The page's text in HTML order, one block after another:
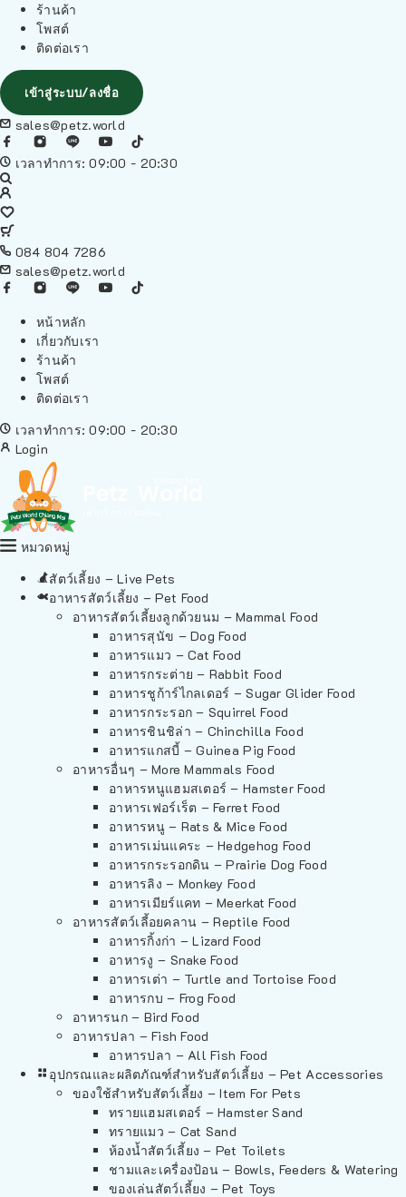
ร้านค้า
โพสต์
ติดต่อเรา
เข้าสู่ระบบ/ลงชื่อ
sales@petz.world
เวลาทำการ: 09:00 - 20:30
084 804 7286
sales@petz.world
หน้าหลัก
เกี่ยวกับเรา
ร้านค้า
โพสต์
ติดต่อเรา
เวลาทำการ: 09:00 - 20:30
Login
หมวดหมู่
สัตว์เลี้ยง – Live Pets
อาหารสัตว์เลี้ยง – Pet Food
อาหารสัตว์เลี้ยงลูกด้วยนม – Mammal Food
อาหารสุนัข – Dog Food
อาหารแมว – Cat Food
อาหารกระต่าย – Rabbit Food
อาหารชูก้าร์ไกลเดอร์ – Sugar Glider Food
อาหารกระรอก – Squirrel Food
อาหารชินชิล่า – Chinchilla Food
อาหารแกสบี้ – Guinea Pig Food
อาหารอื่นๆ – More Mammals Food
อาหารหนูแฮมสเตอร์ – Hamster Food
อาหารเฟอร์เร็ต – Ferret Food
อาหารหนู – Rats & Mice Food
อาหารเม่นแคระ – Hedgehog Food
อาหารกระรอกดิน – Prairie Dog Food
อาหารลิง – Monkey Food
อาหารเมียร์แคท – Meerkat Food
อาหารสัตว์เลี้อยคลาน – Reptile Food
อาหารกิ้งก่า – Lizard Food
อาหารงู – Snake Food
อาหารเต่า – Turtle and Tortoise Food
อาหารกบ – Frog Food
อาหารนก – Bird Food
อาหารปลา – Fish Food
อาหารปลา – All Fish Food
อุปกรณและผลิตภัณฑ์สำหรับสัตว์เลี้ยง – Pet Accessories
ของใช้สำหรับสัตว์เลี้ยง – Item For Pets
ทรายแฮมสเตอร์ – Hamster Sand
ทรายแมว – Cat Sand
ห้องน้ำสัตว์เลี้ยง – Pet Toilets
ชามและเครื่องป้อน – Bowls, Feeders & Watering
ของเล่นสัตว์เลี้ยง – Pet Toys